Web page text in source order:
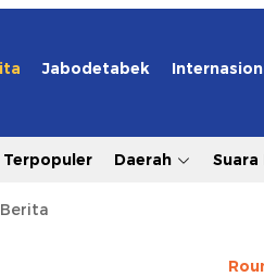
Jabodetabek
Terpopuler Daerah Suara
Berita